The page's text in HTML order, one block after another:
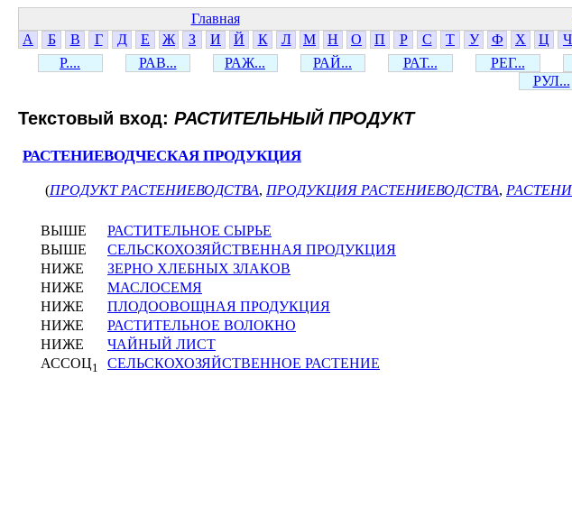
Главная
А
Б В Г Д Е Ж З И Й К Л М Н О П Р С Т У Ф Х Ц Ч
Р....
РАВ... РАЖ... РАЙ... РАТ... РЕГ...
РУЛ...
Текстовый вход: РАСТИТЕЛЬНЫЙ ПРОДУКТ
РАСТЕНИЕВОДЧЕСКАЯ ПРОДУКЦИЯ
(ПРОДУКТ РАСТЕНИЕВОДСТВА, ПРОДУКЦИЯ РАСТЕНИЕВОДСТВА,
ВЫШЕ
РАСТИТЕЛЬНОЕ СЫРЬЕ
ВЫШЕ
СЕЛЬСКОХОЗЯЙСТВЕННАЯ ПРОДУКЦИЯ
НИЖЕ
ЗЕРНО ХЛЕБНЫХ ЗЛАКОВ
НИЖЕ
МАСЛОСЕМЯ
НИЖЕ
ПЛОДООВОЩНАЯ ПРОДУКЦИЯ
НИЖЕ
РАСТИТЕЛЬНОЕ ВОЛОКНО
НИЖЕ
ЧАЙНЫЙ ЛИСТ
АССОЦ1 СЕЛЬСКОХОЗЯЙСТВЕННОЕ РАСТЕНИЕ